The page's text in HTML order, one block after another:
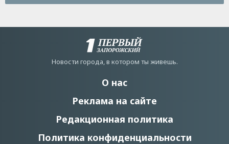
Новости города, в котором ты живешь.
О нас
Реклама на сайте
Редакционная политика
Политика конфиденциальности